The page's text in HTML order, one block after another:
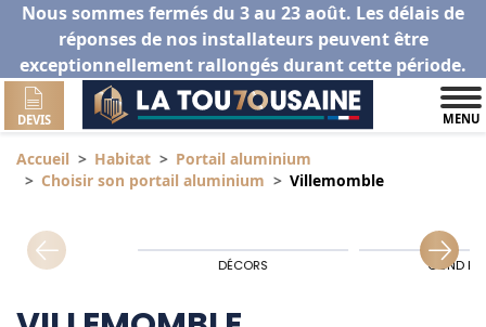
Nous sommes fermés du 3 au 23 août. Les délais de
réponses de nos installateurs peuvent être
exceptionnellement rallongés durant cette période.
DEVIS MENU
Accueil Habitat
Portail aluminium
Choisir son portail aluminium
Villemomble
DÉCORS GOND